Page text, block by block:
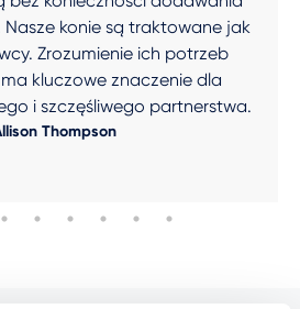
konie są traktowane jak
Zrozumienie ich potrzeb
kluczowe znaczenie dla
i szczęśliwego partnerstwa.
Thompson